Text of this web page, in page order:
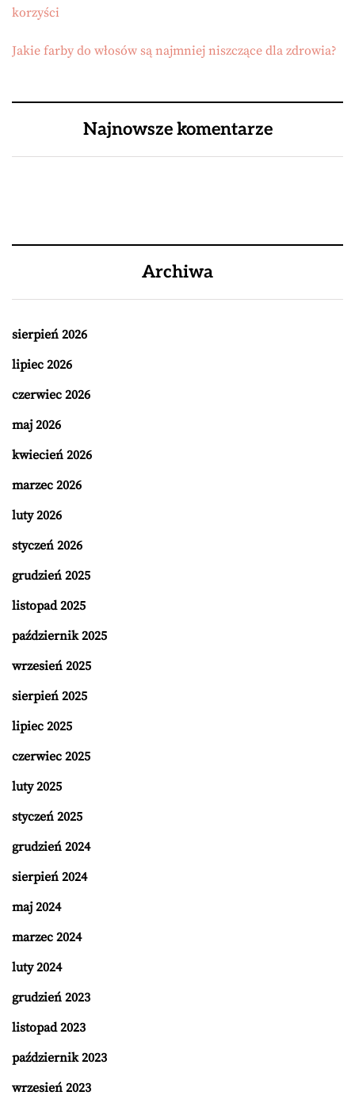
korzyści
Jakie farby do włosów są najmniej niszczące dla zdrowia?
Najnowsze komentarze
Archiwa
sierpień 2026
lipiec 2026
czerwiec 2026
maj 2026
kwiecień 2026
marzec 2026
luty 2026
styczeń 2026
grudzień 2025
listopad 2025
październik 2025
wrzesień 2025
sierpień 2025
lipiec 2025
czerwiec 2025
luty 2025
styczeń 2025
grudzień 2024
sierpień 2024
maj 2024
marzec 2024
luty 2024
grudzień 2023
listopad 2023
październik 2023
wrzesień 2023